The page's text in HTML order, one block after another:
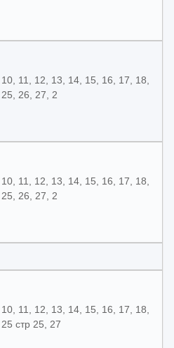
11, 12, 13, 14, 15, 16, 17, 18,
26, 27, 2
11, 12, 13, 14, 15, 16, 17, 18,
26, 27, 2
11, 12, 13, 14, 15, 16, 17, 18,
стр 25, 27